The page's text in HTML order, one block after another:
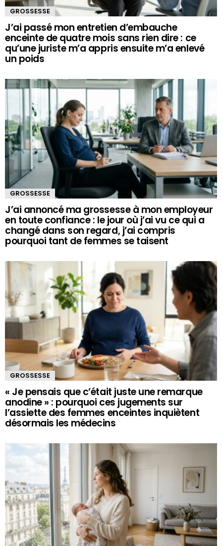
GROSSESSE
J’ai passé mon entretien d’embauche
enceinte de quatre mois sans rien dire : ce
qu’une juriste m’a appris ensuite m’a enlevé
un poids
GROSSESSE
J’ai annoncé ma grossesse à mon employeur
en toute confiance : le jour où j’ai vu ce qui a
changé dans son regard, j’ai compris
pourquoi tant de femmes se taisent
GROSSESSE
« Je pensais que c’était juste une remarque
anodine » : pourquoi ces jugements sur
l’assiette des femmes enceintes inquiètent
désormais les médecins